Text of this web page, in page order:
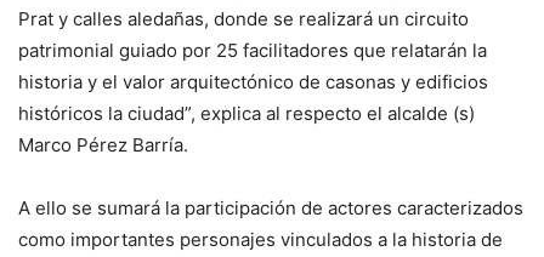
Prat y calles aledañas, donde se realizará un circuito
patrimonial guiado por 25 facilitadores que relatarán la
historia y el valor arquitectónico de casonas y edificios
históricos la ciudad”, explica al respecto el alcalde (s)
Marco Pérez Barría.
A ello se sumará la participación de actores caracterizados
como importantes personajes vinculados a la historia de